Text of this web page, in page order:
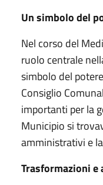
Un simbolo del
Nel corso del
ruolo centrale
simbolo del
Consiglio
importanti per la
Municipio si
amministrativi e
Trasformazioni